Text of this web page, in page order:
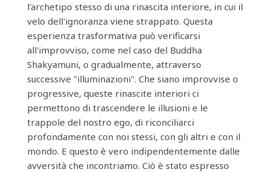
l'archetipo stesso di una rinascita interiore, in cui il
velo dell'ignoranza viene strappato. Questa
esperienza trasformativa può verificarsi
all'improvviso, come nel caso del Buddha
Shakyamuni, o gradualmente, attraverso
successive "illuminazioni". Che siano improvvise o
progressive, queste rinascite interiori ci
permettono di trascendere le illusioni e le
trappole del nostro ego, di riconciliarci
profondamente con noi stessi, con gli altri e con il
mondo. E questo è vero indipendentemente dalle
avversità che incontriamo. Ciò è stato espresso